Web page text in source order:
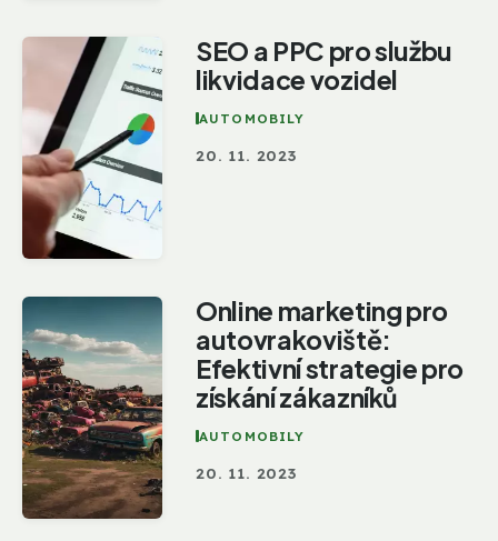
SEO a PPC pro službu
likvidace vozidel
AUTOMOBILY
20. 11. 2023
Online marketing pro
autovrakoviště:
Efektivní strategie pro
získání zákazníků
AUTOMOBILY
20. 11. 2023